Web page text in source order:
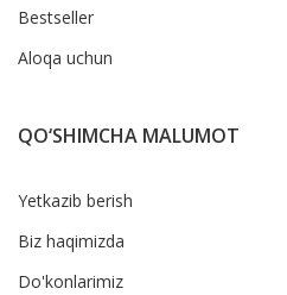
Bestseller
Aloqa uchun
QO‘SHIMCHA MALUMOT
Yetkazib berish
Biz haqimizda
Do'konlarimiz